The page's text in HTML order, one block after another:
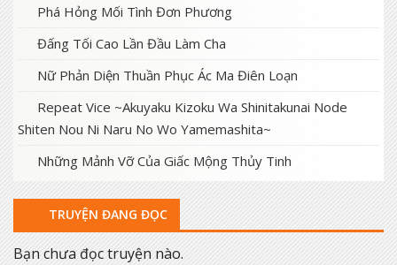
Phá Hỏng Mối Tình Đơn Phương
Đấng Tối Cao Lần Đầu Làm Cha
Nữ Phản Diện Thuần Phục Ác Ma Điên Loạn
Repeat Vice ~Akuyaku Kizoku Wa Shinitakunai Node
Shiten Nou Ni Naru No Wo Yamemashita~
Những Mảnh Vỡ Của Giấc Mộng Thủy Tinh
TRUYỆN ĐANG ĐỌC
Bạn chưa đọc truyện nào.